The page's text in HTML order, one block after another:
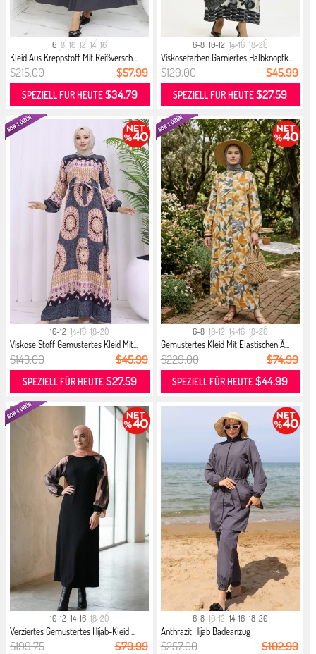
6 8 10 12 14 16
Kleid Aus Kreppstoff Mit Reißversch...
$215.00 $57.99
SPEZIELL FÜR HEUTE$34.79
6-8 10-12 14-16 18-20
Viskosefarben Garniertes Halbknopfk...
$129.00 $45.99
SPEZIELL FÜR HEUTE$27.59
10-12 14-16 18-20
Viskose Stoff Gemustertes Kleid Mit...
$143.00 $45.99
SPEZIELL FÜR HEUTE$27.59
6-8 10-12 14-16 18-20
Gemustertes Kleid Mit Elastischen Ä...
$229.00 $74.99
SPEZIELL FÜR HEUTE$44.99
10-12 14-16 18-20
Verziertes Gemustertes Hijab-Kleid ...
$199.75 $79.99
6-8 10-12 14-16 18-20
Anthrazit Hijab Badeanzug
$257.00 $102.99